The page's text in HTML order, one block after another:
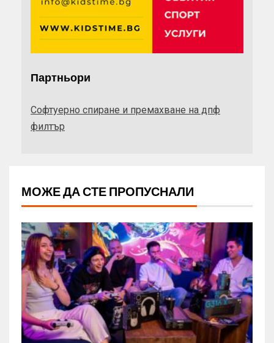
Партньори
Софтуерно спиране и премахване на дпф
филтър
МОЖЕ ДА СТЕ ПРОПУСНАЛИ